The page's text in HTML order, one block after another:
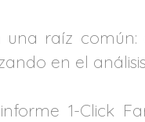
una raíz
en el
1-Click